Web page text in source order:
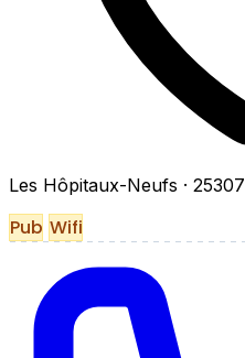
Les Hôpitaux-Neufs · 25307
Pub Wifi